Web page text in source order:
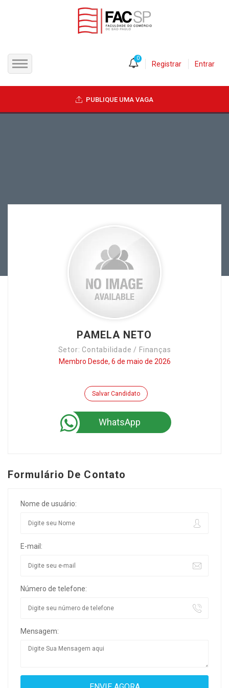
CANDIDATOS
0
Registrar Entrar
PUBLIQUE UMA VAGA
PAMELA NETO
Setor: Contabilidade / Finanças
Membro Desde, 6 de maio de 2026
Salvar Candidato
WhatsApp
Formulário De Contato
Nome de usuário:
E-mail:
Número de telefone:
Mensagem: